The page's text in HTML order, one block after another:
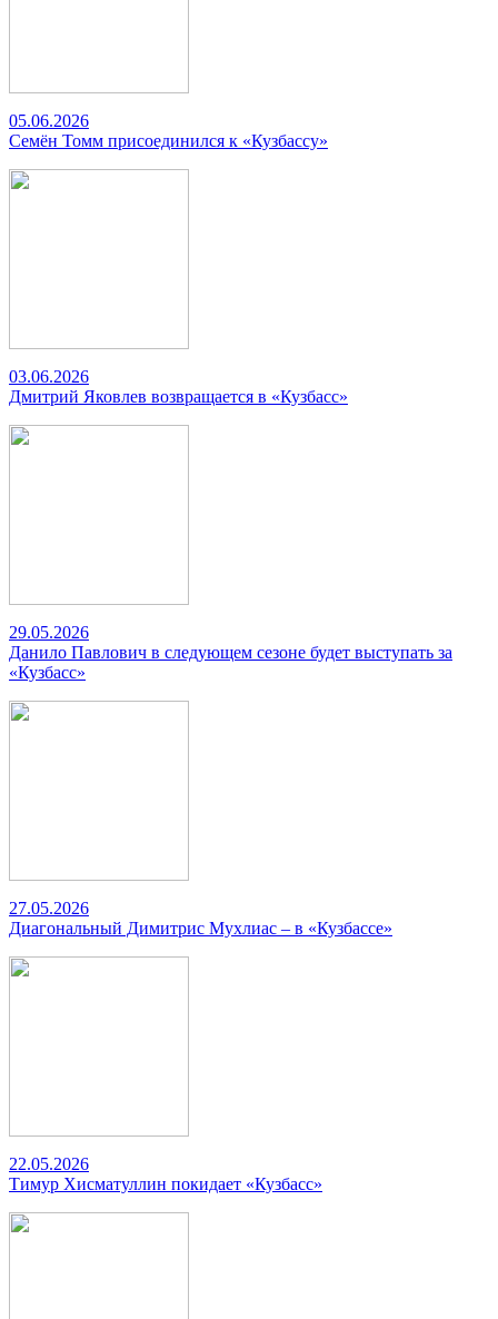
05.06.2026
Семён Томм присоединился к «Кузбассу»
03.06.2026
Дмитрий Яковлев возвращается в «Кузбасс»
29.05.2026
Данило Павлович в следующем сезоне будет выступать за
«Кузбасс»
27.05.2026
Диагональный Димитрис Мухлиас – в «Кузбассе»
22.05.2026
Тимур Хисматуллин покидает «Кузбасс»